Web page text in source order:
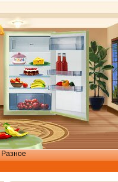
Разное